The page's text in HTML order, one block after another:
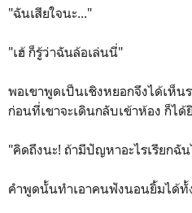
"ฉันเสียใจนะ..."
"เฮ้ ก็รู้ว่าฉันล้อเล่นนี่"
พอเขาพูดเป็นเชิงหยอกจึงได้เห็
ก่อนที่เขาจะเดินกลับเข้าห้อง ก็ไ
"คิดถึงนะ! ถ้ามีปัญหาอะไรเรียกฉัน
คำพูดนั้นทำเอาคนฟังนอนยิ้มได้ทั้